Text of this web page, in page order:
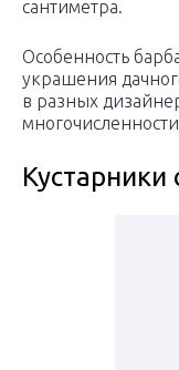
сантиметра.
Особенность
украшения
в разных